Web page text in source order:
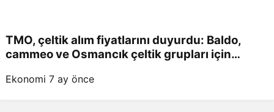
TMO, çeltik alım fiyatlarını duyurdu: Baldo,
cammeo ve Osmancık çeltik grupları için
Ekonomi 7 ay önce